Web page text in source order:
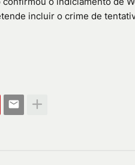
incluir o crime de